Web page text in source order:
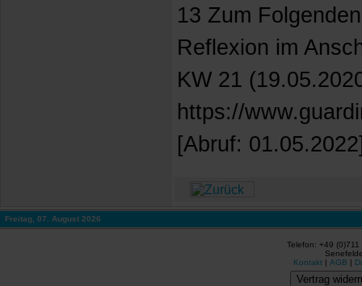
13 Zum
Reflexion im
KW 21
https://
[Abruf:
Freitag, 07. August 2026
Telefon: +49
Kontakt | AGB |
Vertrag